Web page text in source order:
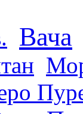
Вача